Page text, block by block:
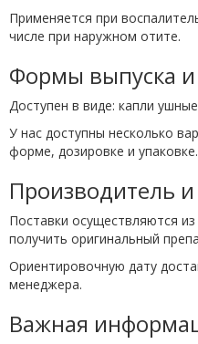
Применяется при
числе при наружном отите.
Формы выпуска
Доступен в виде: капли
У нас доступны несколько
форме, дозировке и упаковке.
Производитель и
Поставки осуществляются
получить оригинальный
Ориентировочную дату
менеджера.
Важная